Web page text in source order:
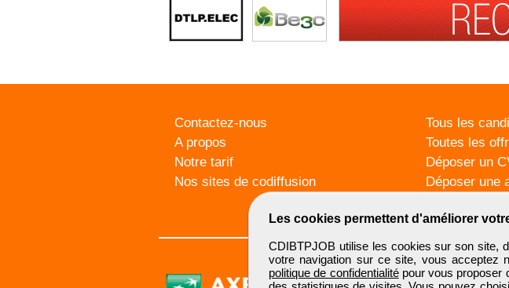
Les cookies permettent d'améliorer
CDIBTPJOB utilise les cookies sur son site,
votre navigation sur ce site, vous acceptez
politique de confidentialitépour vous proposer
Contactez-nous
A propos
Notre tarif
Nos sites de codiffusion
Tous les
Toutes les
Déposer un
Déposer une